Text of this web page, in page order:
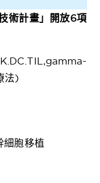
術計畫」開放6項
法)
胞移植